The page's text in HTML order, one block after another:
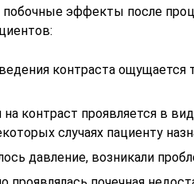
эффекты после
контраста ощущается
на контраст проявляется в
случаях пациенту
давление, возникали